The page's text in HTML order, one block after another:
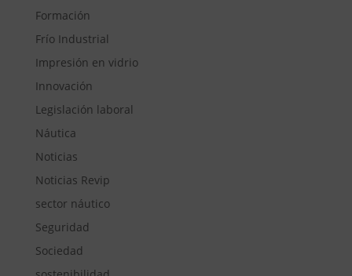
Formación
Frío Industrial
Impresión en vidrio
Innovación
Legislación laboral
Náutica
Noticias
Noticias Revip
sector náutico
Seguridad
Sociedad